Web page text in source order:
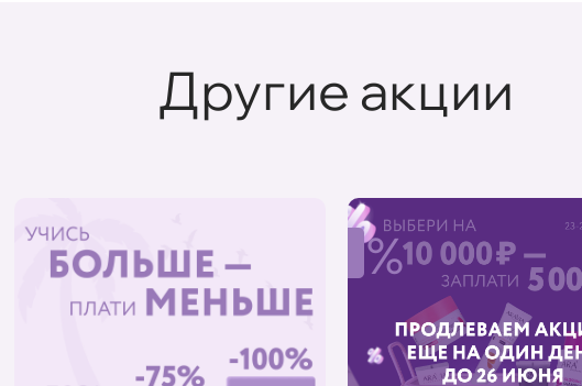
Другие акции
%